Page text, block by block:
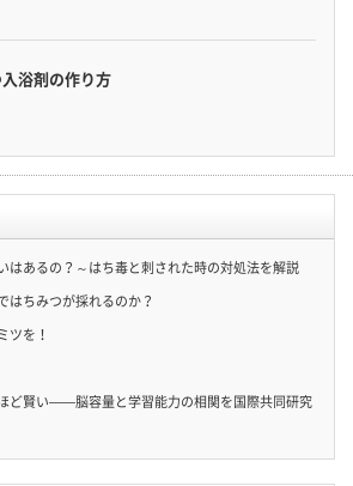
浴剤の作り方
はあるの？～はち毒と刺された時の対処法を解説
はちみつが採れるのか？
ツを！
ど賢い——脳容量と学習能力の相関を国際共同研究